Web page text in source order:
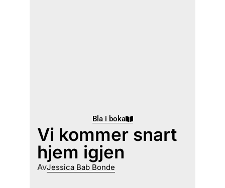
Bla i boka
Vi kommer snart
hjem igjen
AvJessica Bab Bonde